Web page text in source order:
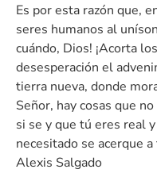
Es por esta razón que,
seres humanos al
cuándo, Dios! ¡Acorta
desesperación el
tierra nueva, donde
Señor, hay cosas que
si se y que tú eres real
necesitado se acerque
Alexis Salgado